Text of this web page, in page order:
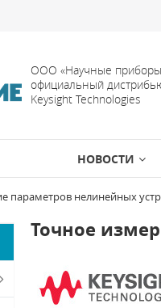
ООО «Научные приборы
официальный
Keysight Technologies
НОВОСТИ
параметров нелинейных
Точное